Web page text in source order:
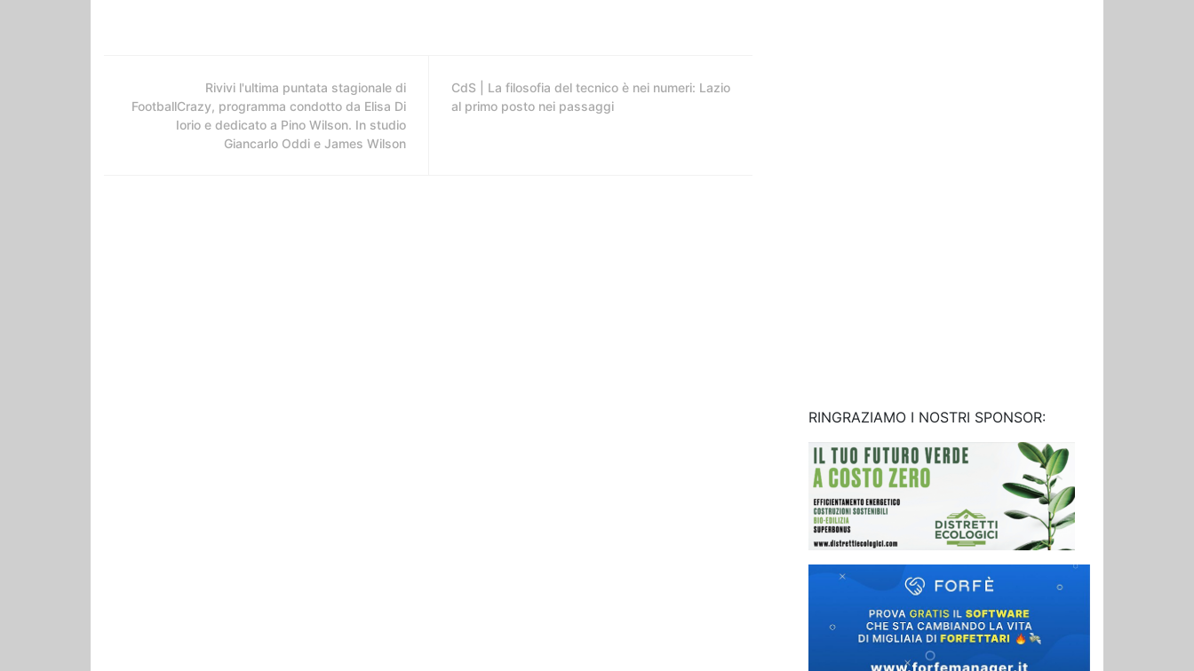
Rivivi l'ultima puntata stagionale di
FootballCrazy, programma condotto da Elisa Di
Iorio e dedicato a Pino Wilson. In studio
Giancarlo Oddi e James Wilson
CdS | La filosofia del tecnico è nei numeri: Lazio
al primo posto nei passaggi
RINGRAZIAMO I NOSTRI SPONSOR: